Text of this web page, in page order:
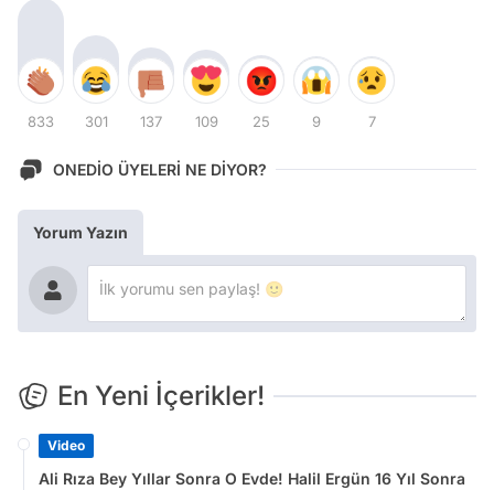
833 301 137 109 25 9 7
ONEDİO ÜYELERİ NE DİYOR?
Yorum Yazın
En Yeni İçerikler!
Video
Ali Rıza Bey Yıllar Sonra O Evde! Halil Ergün 16 Yıl Sonra